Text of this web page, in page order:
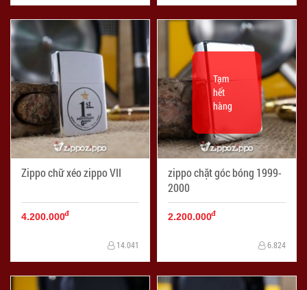
Zippo chữ xéo zippo VII
4.200.000đ
14.041
zippo chặt góc bóng 1999-
2000
Tạm
hết
hàng
2.200.000đ
6.824